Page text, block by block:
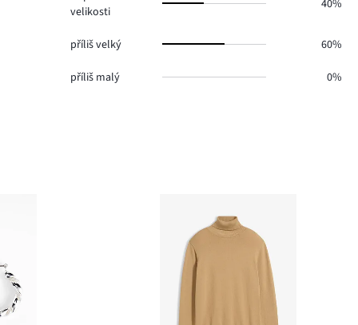
velikosti
40%
příliš velký 60%
příliš malý 0%